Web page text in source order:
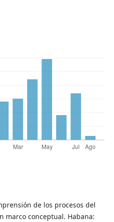
de los procesos del
marco conceptual. Habana: